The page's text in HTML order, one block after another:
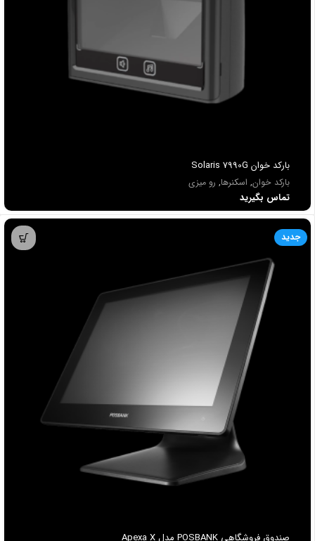
باركد خوان Solaris 7990G
بارکد خوان, اسکنرها, رو میزی
تماس بگیرید
جدید
صندوق فروشگاهي POSBANK مدل Apexa X